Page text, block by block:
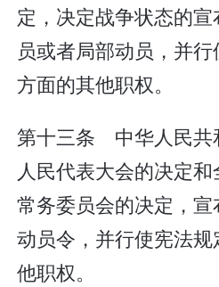
定，决定战争状态的
员或者局部动员，并
方面的其他职权。
第十三条 中华人民共
人民代表大会的决定
常务委员会的决定，
动员令，并行使宪法
他职权。